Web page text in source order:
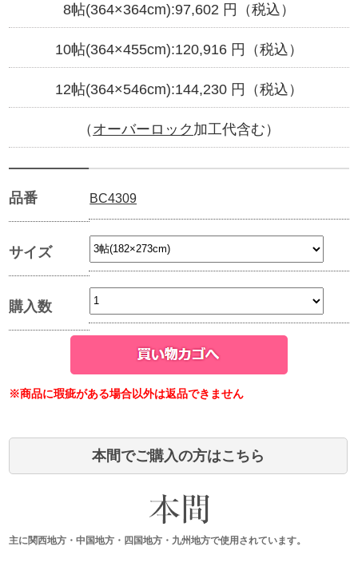
8帖(364×364cm):97,602 円（税込）
10帖(364×455cm):120,916円（税込）
12帖(364×546cm):144,230円（税込）
（ オーバーロック 加工代含む）
品番 BC4309
サイズ
購入数
※商品に瑕疵がある場合以外は返品できません
本間でご購入の方はこちら
主に関西地方・中国地方・四国地方・九州地方で使用されています。